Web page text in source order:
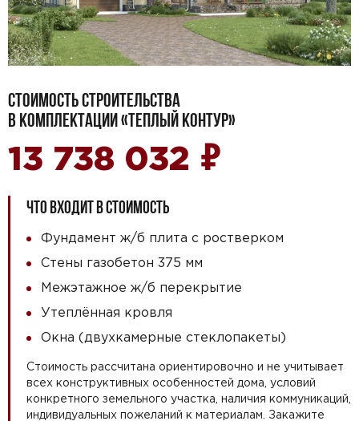
СТОИМОСТЬ СТРОИТЕЛЬСТВА
В КОМПЛЕКТАЦИИ «ТЕПЛЫЙ КОНТУР»
13 738 032 ₽
ЧТО ВХОДИТ В СТОИМОСТЬ
Фундамент ж/б плита с ростверком
Стены газобетон 375 мм
Межэтажное ж/б перекрытие
Утеплённая кровля
Окна (двухкамерные стеклопакеты)
Стоимость рассчитана ориентировочно и не учитывает
всех конструктивных особенностей дома, условий
конкретного земельного участка, наличия коммуникаций,
индивидуальных пожеланий к материалам. Закажите